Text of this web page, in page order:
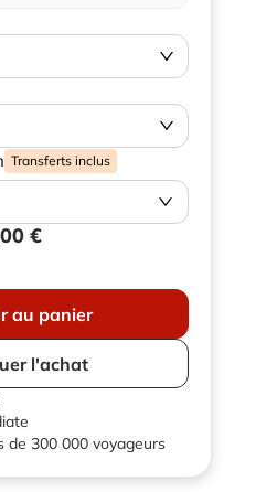
Transferts inclus
€
au panier
l'achat
de 300 000 voyageurs